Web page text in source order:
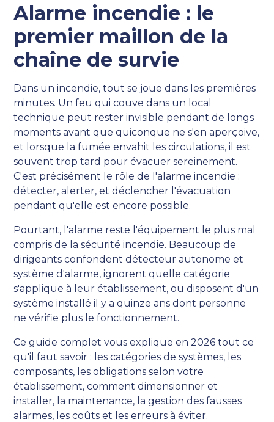
Alarme incendie : le
premier maillon de la
chaîne de survie
Dans un incendie, tout se joue dans les premières
minutes. Un feu qui couve dans un local
technique peut rester invisible pendant de longs
moments avant que quiconque ne s'en aperçoive,
et lorsque la fumée envahit les circulations, il est
souvent trop tard pour évacuer sereinement.
C'est précisément le rôle de l'alarme incendie :
détecter, alerter, et déclencher l'évacuation
pendant qu'elle est encore possible.
Pourtant, l'alarme reste l'équipement le plus mal
compris de la sécurité incendie. Beaucoup de
dirigeants confondent détecteur autonome et
système d'alarme, ignorent quelle catégorie
s'applique à leur établissement, ou disposent d'un
système installé il y a quinze ans dont personne
ne vérifie plus le fonctionnement.
Ce guide complet vous explique en 2026 tout ce
qu'il faut savoir : les catégories de systèmes, les
composants, les obligations selon votre
établissement, comment dimensionner et
installer, la maintenance, la gestion des fausses
alarmes, les coûts et les erreurs à éviter.